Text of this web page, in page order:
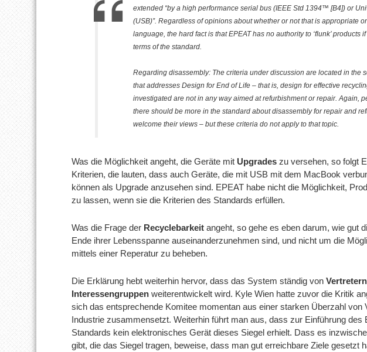
extended “by a high performance serial bus (IEEE Std 1394™ [B4]) or
(USB)”. Regardless of opinions about whether or not that is appropriate
language, the hard fact is that EPEAT has no authority to ‘flunk’ products
terms of the standard.
Regarding disassembly: The criteria under discussion are located in the
that addresses Design for End of Life – that is, design for effective
investigated are not in any way aimed at refurbishment or repair. Again,
there should be more in the standard about disassembly for repair and
welcome their views – but these criteria do not apply to that topic.
Was die Möglichkeit angeht, die Geräte mit Upgrades zu versehen, so folgt
Kriterien, die lauten, dass auch Geräte, die mit USB mit dem MacBook
können als Upgrade anzusehen sind. EPEAT habe nicht die Möglichkeit,
zu lassen, wenn sie die Kriterien des Standards erfüllen.
Was die Frage der Recyclebarkeit angeht, so gehe es eben darum, wie gut
Ende ihrer Lebensspanne auseinanderzunehmen sind, und nicht um die
mittels einer Reperatur zu beheben.
Die Erklärung hebt weiterhin hervor, dass das System ständig von
Interessengruppen weiterentwickelt wird. Kyle Wien hatte zuvor die Kritik
sich das entsprechende Komitee momentan aus einer starken Überzahl von
Industrie zusammensetzt. Weiterhin führt man aus, dass zur Einführung des
Standards kein elektronisches Gerät dieses Siegel erhielt. Dass es
gibt, die das Siegel tragen, beweise, dass man gut erreichbare Ziele gesetzt